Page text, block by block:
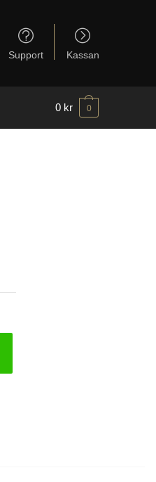
Support Kassan
0 kr 0